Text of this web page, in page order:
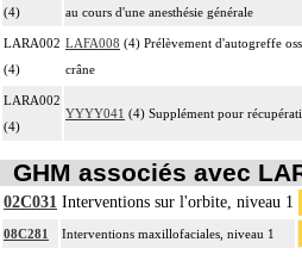
(4)
au cours d'une anesthésie générale
LARA002
(4)
LAFA008 (4) Prélèvement d'autogreffe
crâne
LARA002
(4)
YYYY041 (4) Supplément pour
GHM associés avec
02C031 Interventions sur l'orbite, niveau 1
08C281 Interventions maxillofaciales, niveau 1